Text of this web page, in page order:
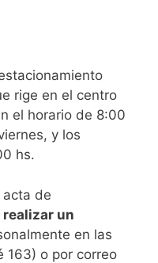
rige en el centro
el horario de 8:00
y los
hs.
de
un
en las
163) o por correo